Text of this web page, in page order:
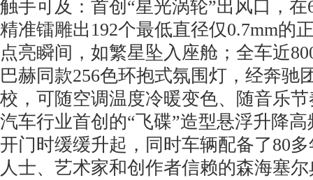
触手可及：首创“星光涡轮”出风口，在
精准镭雕出192个最低直径仅0.7mm的
点亮瞬间，如繁星坠入座舱；全车近
巴赫同款256色环抱式氛围灯，经奔驰
校，可随空调温度冷暖变色、随音乐
汽车行业首创的“飞碟”造型悬浮升降
开门时缓缓升起，同时车辆配备了80
人士、艺术家和创作者信赖的森海塞